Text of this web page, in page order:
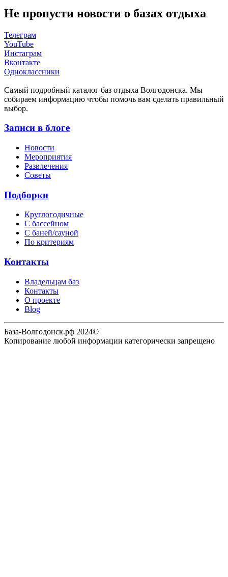
Не пропусти новости о базах отдыха
Телеграм
YouTube
Инстаграм
Вконтакте
Одноклассники
Cамый подробный каталог баз отдыха Волгодонска. Мы
собираем информацию чтобы помочь вам сделать правильный
выбор.
Записи в блоге
Новости
Мероприятия
Развлечения
Советы
Подборки
Круглогодичные
С бассейном
С баней/сауной
По критериям
Контакты
Владельцам баз
Контакты
О проекте
Blog
База-Волгодонск.рф 2024©
Копирование любой информации категорически запрещено